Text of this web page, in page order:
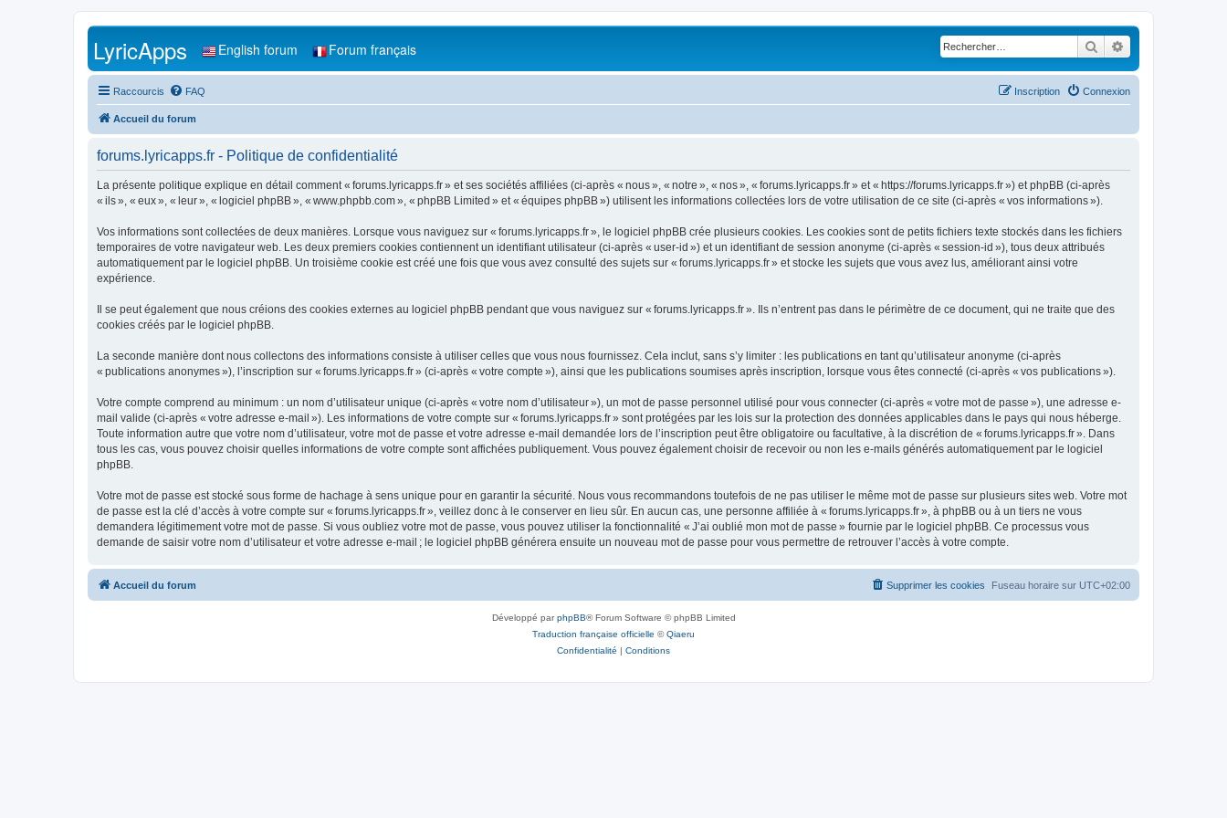
Rechercher
LyricApps English forum Forum français
Raccourcis FAQ Connexion
Inscription
Accueil du forum
forums.lyricapps.fr - Politique de confidentialité
La présente politique explique en détail comment « forums.lyricapps.fr » et ses sociétés affiliées (ci-après « nous », « notre », « nos », « forums.lyricapps.fr » et « https://forums.lyricapps.fr ») et phpBB (ci-après
« ils », « eux », « leur », « logiciel phpBB », « www.phpbb.com », « phpBB Limited » et « équipes phpBB ») utilisent les informations collectées lors de votre utilisation de ce site (ci-après « vos informations »).
Vos informations sont collectées de deux manières. Lorsque vous naviguez sur « forums.lyricapps.fr », le logiciel phpBB crée plusieurs cookies. Les cookies sont de petits fichiers texte stockés dans les fichiers
temporaires de votre navigateur web. Les deux premiers cookies contiennent un identifiant utilisateur (ci-après « user-id ») et un identifiant de session anonyme (ci-après « session-id »), tous deux attribués
automatiquement par le logiciel phpBB. Un troisième cookie est créé une fois que vous avez consulté des sujets sur « forums.lyricapps.fr » et stocke les sujets que vous avez lus, améliorant ainsi votre
expérience.
Il se peut également que nous créions des cookies externes au logiciel phpBB pendant que vous naviguez sur « forums.lyricapps.fr ». Ils n’entrent pas dans le périmètre de ce document, qui ne traite que des
cookies créés par le logiciel phpBB.
La seconde manière dont nous collectons des informations consiste à utiliser celles que vous nous fournissez. Cela inclut, sans s’y limiter : les publications en tant qu’utilisateur anonyme (ci-après
« publications anonymes »), l’inscription sur « forums.lyricapps.fr » (ci-après « votre compte »), ainsi que les publications soumises après inscription, lorsque vous êtes connecté (ci-après « vos publications »).
Votre compte comprend au minimum : un nom d’utilisateur unique (ci-après « votre nom d’utilisateur »), un mot de passe personnel utilisé pour vous connecter (ci-après « votre mot de passe »), une adresse e-
mail valide (ci-après « votre adresse e-mail »). Les informations de votre compte sur « forums.lyricapps.fr » sont protégées par les lois sur la protection des données applicables dans le pays qui nous héberge.
Toute information autre que votre nom d’utilisateur, votre mot de passe et votre adresse e-mail demandée lors de l’inscription peut être obligatoire ou facultative, à la discrétion de « forums.lyricapps.fr ». Dans
tous les cas, vous pouvez choisir quelles informations de votre compte sont affichées publiquement. Vous pouvez également choisir de recevoir ou non les e-mails générés automatiquement par le logiciel
phpBB.
Votre mot de passe est stocké sous forme de hachage à sens unique pour en garantir la sécurité. Nous vous recommandons toutefois de ne pas utiliser le même mot de passe sur plusieurs sites web. Votre mot
de passe est la clé d’accès à votre compte sur « forums.lyricapps.fr », veillez donc à le conserver en lieu sûr. En aucun cas, une personne affiliée à « forums.lyricapps.fr », à phpBB ou à un tiers ne vous
demandera légitimement votre mot de passe. Si vous oubliez votre mot de passe, vous pouvez utiliser la fonctionnalité « J’ai oublié mon mot de passe » fournie par le logiciel phpBB. Ce processus vous
demande de saisir votre nom d’utilisateur et votre adresse e-mail ; le logiciel phpBB générera ensuite un nouveau mot de passe pour vous permettre de retrouver l’accès à votre compte.
Accueil du forum Fuseau horaire sur UTC+02:00
Supprimer les cookies
Développé parphpBB® Forum Software © phpBB Limited
Traduction française officielle ©Qiaeru
Confidentialité | Conditions